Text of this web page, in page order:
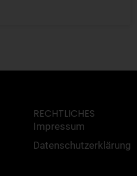
RECHTLICHES
Impressum
Datenschutzerklärung